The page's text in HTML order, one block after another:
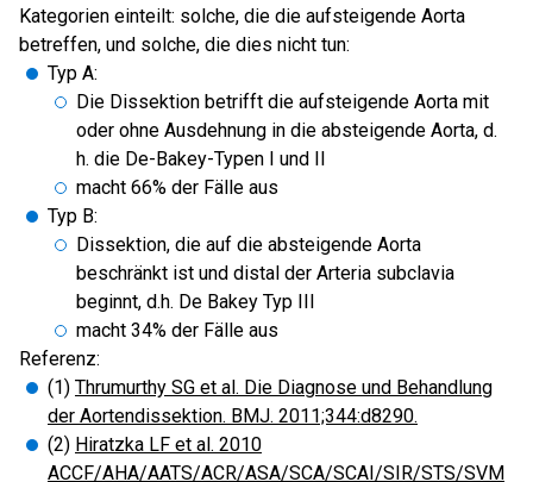
Kategorien einteilt: solche, die die aufsteigende Aorta
betreffen, und solche, die dies nicht tun:
Typ A:
Die Dissektion betrifft die aufsteigende Aorta mit
oder ohne Ausdehnung in die absteigende Aorta, d.
h. die De-Bakey-Typen I und II
macht 66% der Fälle aus
Typ B:
Dissektion, die auf die absteigende Aorta
beschränkt ist und distal der Arteria subclavia
beginnt, d.h. De Bakey Typ III
macht 34% der Fälle aus
Referenz:
(1) Thrumurthy SG et al. Die Diagnose und Behandlung
der Aortendissektion. BMJ. 2011;344:d8290.
(2) Hiratzka LF et al. 2010
ACCF/AHA/AATS/ACR/ASA/SCA/SCAI/SIR/STS/SVM